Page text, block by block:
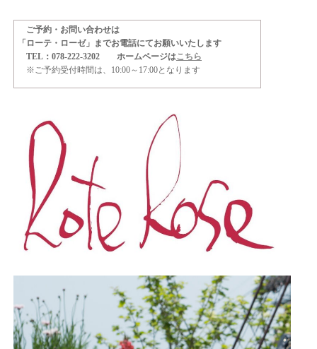
ご予約・お問い合わせは
「ローテ・ローゼ」までお電話にてお願いいたします
TEL：078-222-3202 ホームページはこちら
※ご予約受付時間は、10:00～17:00となります